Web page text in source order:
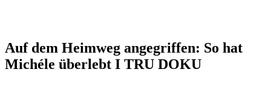
Auf dem Heimweg angegriffen: So hat
Michéle überlebt I TRU DOKU